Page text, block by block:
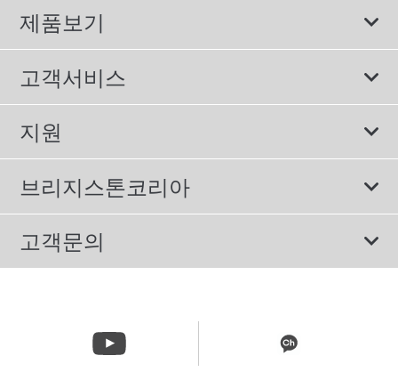
제품보기
모두
스포츠 타이어
컴포트 타이어
친환경 타이어
SUV/RV 타이어
겨울용 타이어
고객서비스
보증서비스
에너지소비효율등급제도
지원
이용약관
개인정보처리방침
브리지스톤코리아
회사소개
올림픽활동
뉴스릴리즈
고객문의
주문&배송 문의 070-4398-2824